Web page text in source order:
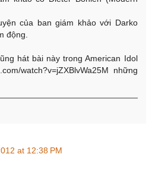
của ban giám khảo với Darko
động.
hát bài này trong American Idol
watch?v=jZXBlvWa25M những
at 12:38 PM